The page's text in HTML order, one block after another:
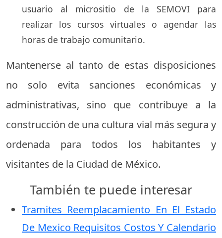
usuario al micrositio de la SEMOVI para
realizar los cursos virtuales o agendar las
horas de trabajo comunitario.
Mantenerse al tanto de estas disposiciones
no solo evita sanciones económicas y
administrativas, sino que contribuye a la
construcción de una cultura vial más segura y
ordenada para todos los habitantes y
visitantes de la Ciudad de México.
También te puede interesar
Tramites Reemplacamiento En El Estado
De Mexico Requisitos Costos Y Calendario